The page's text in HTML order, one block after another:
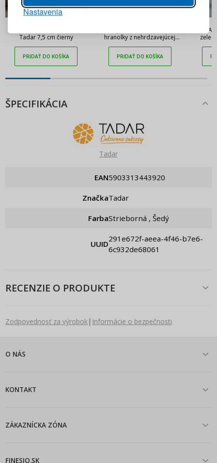
Nastavenia
Tadar 7,5 cm čierny
PRIDAŤ DO KOŠÍKA
hranolky z nehrdzavejúcej
PRIDAŤ DO KOŠÍKA
ŠPECIFIKÁCIA
Tadar
EAN 5903313443920
Značka Tadar
Farba Strieborná , Šedý
UUID
291e672f-aeea-4f46-b7e6-
6c932de68061
RECENZIE O PRODUKTE
Zodpovednosť za výrobok| Informácie o bezpečnosti
O NÁS
KONTAKT
ZÁKAZNÍCKA ZÓNA
FINESIO.SK
PRIHLÁSIŤ SA
Pripomenutie hesla